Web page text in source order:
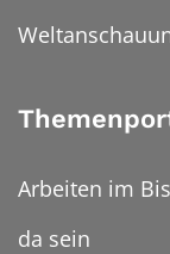
Arbeiten im
da sein